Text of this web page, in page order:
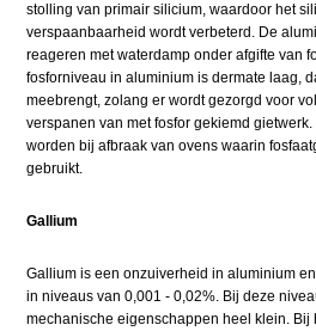
stolling van primair silicium, waardoor het
verspaanbaarheid wordt verbeterd. De
reageren met waterdamp onder afgifte van
fosforniveau in aluminium is dermate laag,
meebrengt, zolang er wordt gezorgd voor
verspanen van met fosfor gekiemd
worden bij afbraak van ovens waarin
gebruikt.
Gallium
Gallium is een onzuiverheid in aluminium
in niveaus van 0,001 - 0,02%. Bij deze
mechanische eigenschappen heel klein.